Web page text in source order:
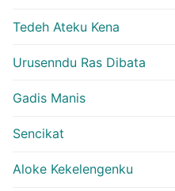
Tedeh Ateku Kena
Urusenndu Ras Dibata
Gadis Manis
Sencikat
Aloke Kekelengenku